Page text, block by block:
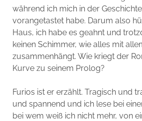
während ich mich in der
vorangetastet habe. Darum also
Haus, ich habe es geahnt und
keinen Schimmer, wie alles mit
zusammenhängt. Wie kriegt der
Kurve zu seinem Prolog?
Furios ist er erzählt. Tragisch und
und spannend und ich lese bei
bei wem weiß ich nicht mehr, von